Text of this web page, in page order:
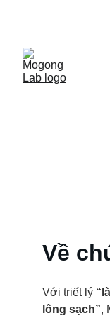
Về
Với triết lý
lông sạch”,